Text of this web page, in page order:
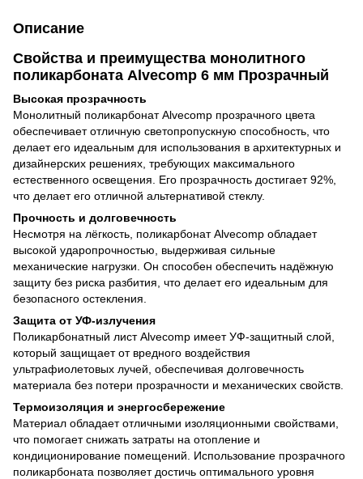
Описание
Свойства и преимущества монолитного
поликарбоната Alvecomp 6 мм Прозрачный
Высокая прозрачность
Монолитный поликарбонат Alvecomp прозрачного цвета
обеспечивает отличную светопропускную способность, что
делает его идеальным для использования в архитектурных и
дизайнерских решениях, требующих максимального
естественного освещения. Его прозрачность достигает 92%,
что делает его отличной альтернативой стеклу.
Прочность и долговечность
Несмотря на лёгкость, поликарбонат Alvecomp обладает
высокой ударопрочностью, выдерживая сильные
механические нагрузки. Он способен обеспечить надёжную
защиту без риска разбития, что делает его идеальным для
безопасного остекления.
Защита от УФ-излучения
Поликарбонатный лист Alvecomp имеет УФ-защитный слой,
который защищает от вредного воздействия
ультрафиолетовых лучей, обеспечивая долговечность
материала без потери прозрачности и механических свойств.
Термоизоляция и энергосбережение
Материал обладает отличными изоляционными свойствами,
что помогает снижать затраты на отопление и
кондиционирование помещений. Использование прозрачного
поликарбоната позволяет достичь оптимального уровня